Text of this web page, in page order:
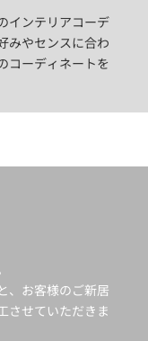
インテリアコーデ
みやセンスに合わ
コーディネートを
、お客様のご新居
させていただきま